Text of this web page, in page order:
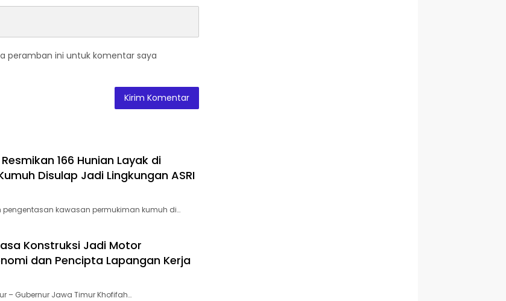
peramban ini untuk komentar saya
166 Hunian Layak di
Disulap Jadi Lingkungan ASRI
pengentasan kawasan permukiman kumuh di…
Konstruksi Jadi Motor
dan Pencipta Lapangan Kerja
– Gubernur Jawa Timur Khofifah…